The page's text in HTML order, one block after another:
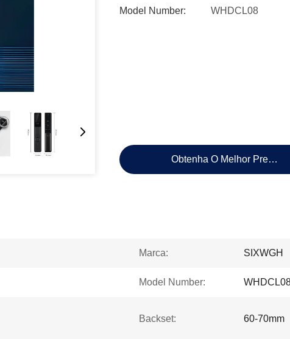
Model Number: WHDCL08
Obtenha O Melhor Preço
Marca: SIXWGH
Model Number:
Backset: 60-70mm